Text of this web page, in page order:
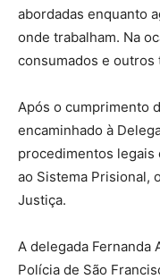
abordadas enquanto
onde trabalham. Na
consumados e outros
Após o cumprimento
encaminhado à
procedimentos
ao Sistema Prisional,
Justiça.
A delegada Fernanda
Polícia de São